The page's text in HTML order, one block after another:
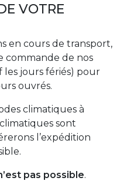
VOTRE
en cours de transport,
commande de nos
jours fériés) pour
ouvrés.
climatiques à
sont
l’expédition
pas possible.